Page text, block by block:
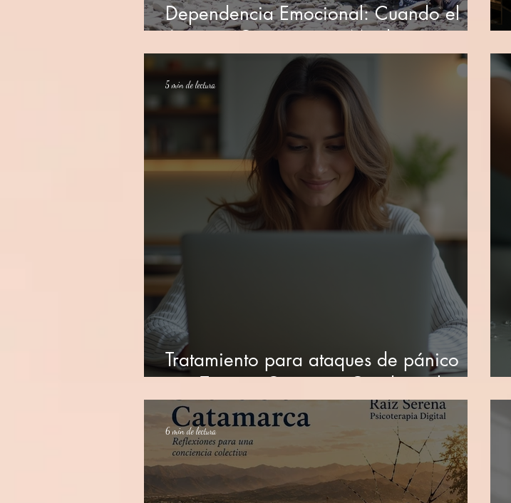
Dependencia Emocional: Cuando el
Amor se Convierte en Miedo
Tratamiento para ataques de pánico
con Terapia Cognitivo Conductual
5 min de lectura
6 min de lectura